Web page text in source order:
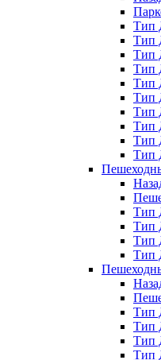
Тип
Тип
Тип
Тип
Тип
Тип
Тип
Тип